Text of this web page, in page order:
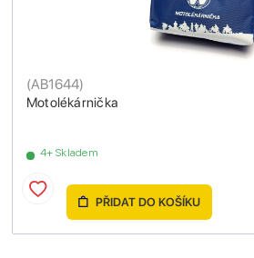
Motolékárnička
(AB1644)
4+ Skladem
PŘIDAT DO KOŠÍKU